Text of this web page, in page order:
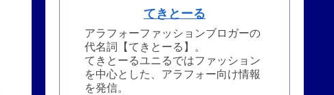
てきとーる
アラフォーファッションブロガーの
代名詞【てきとーる】。
てきとーるユニるではファッション
を中心とした、アラフォー向け情報
を発信。